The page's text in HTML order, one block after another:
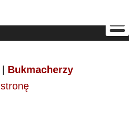
Bukmacherzy
stronę